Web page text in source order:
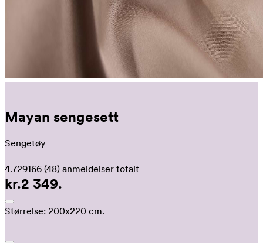
Mayan sengesett
Sengetøy
4.729166 (48) anmeldelser totalt
kr.2 349.
Størrelse: 200x220 cm.